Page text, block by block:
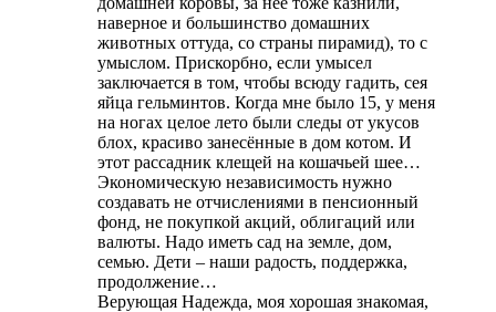
наверное и большинство домашних
животных оттуда, со страны пирамид), то с
умыслом. Прискорбно, если умысел
заключается в том, чтобы всюду гадить, сея
яйца гельминтов. Когда мне было 15, у меня
на ногах целое лето были следы от укусов
блох, красиво занесённые в дом котом. И
этот рассадник клещей на кошачьей шее…
Экономическую независимость нужно
создавать не отчислениями в пенсионный
фонд, не покупкой акций, облигаций или
валюты. Надо иметь сад на земле, дом,
семью. Дети – наши радость, поддержка,
продолжение…
Верующая Надежда, моя хорошая знакомая,